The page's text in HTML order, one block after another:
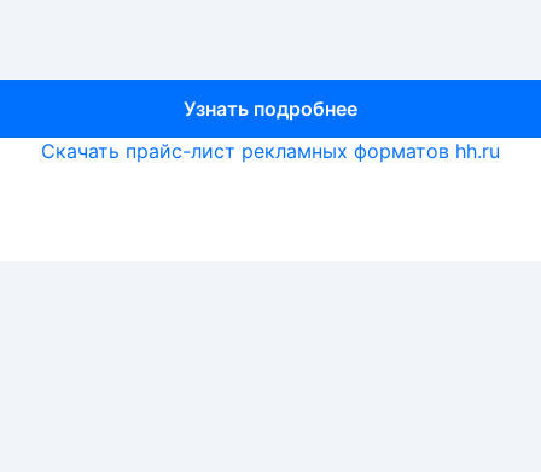
Узнать подробнее
Узнать подробнее
Скачать прайс-лист рекламных форматов hh.ru